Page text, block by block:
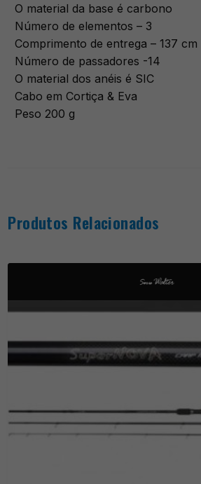
O material da base é carbono
Número de elementos – 3
Comprimento de entrega – 137 cm
Número de passadores -14
O material dos anéis é SIC
Cabo em Cortiça & Eva
Peso 200 g
Produtos Relacionados